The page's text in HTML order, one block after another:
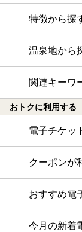
特徴から探
温泉地から
関連キーワ
おトクに利用する
電子チケッ
クーポンが
おすすめ電
今月の新着